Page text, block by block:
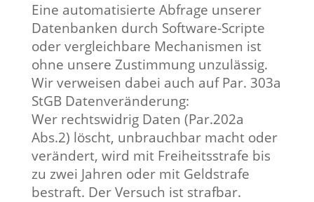
Eine automatisierte Abfrage unserer
Datenbanken durch Software-Scripte
oder vergleichbare Mechanismen ist
ohne unsere Zustimmung unzulässig.
Wir verweisen dabei auch auf Par. 303a
StGB Datenveränderung:
Wer rechtswidrig Daten (Par.202a
Abs.2) löscht, unbrauchbar macht oder
verändert, wird mit Freiheitsstrafe bis
zu zwei Jahren oder mit Geldstrafe
bestraft. Der Versuch ist strafbar.